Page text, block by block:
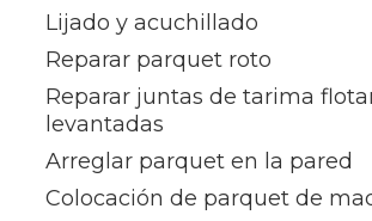
Lijado y acuchillado
Reparar parquet roto
Reparar juntas de tarima
levantadas
Arreglar parquet en la pared
Colocación de parquet de